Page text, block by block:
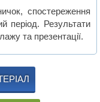
спостереження
період. Результати
та презентації.